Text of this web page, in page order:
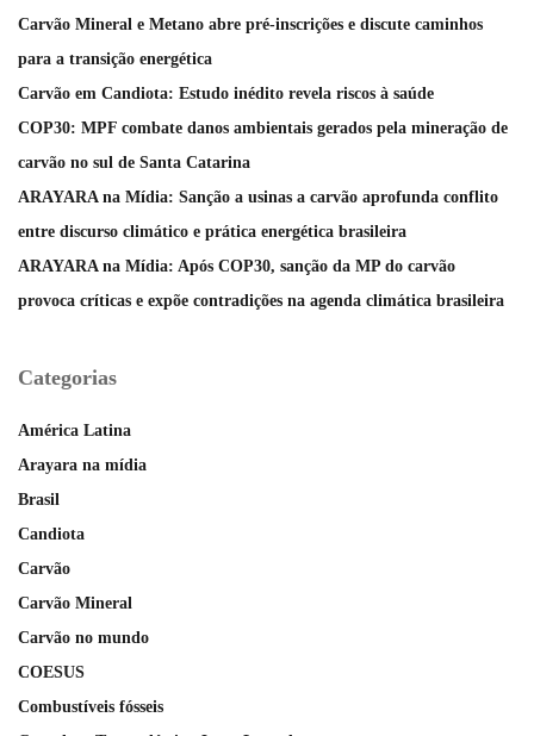
Carvão Mineral e Metano abre pré-inscrições e discute caminhos
para a transição energética
Carvão em Candiota: Estudo inédito revela riscos à saúde
COP30: MPF combate danos ambientais gerados pela mineração de
carvão no sul de Santa Catarina
ARAYARA na Mídia: Sanção a usinas a carvão aprofunda conflito
entre discurso climático e prática energética brasileira
ARAYARA na Mídia: Após COP30, sanção da MP do carvão
provoca críticas e expõe contradições na agenda climática brasileira
Categorias
América Latina
Arayara na mídia
Brasil
Candiota
Carvão
Carvão Mineral
Carvão no mundo
COESUS
Combustíveis fósseis